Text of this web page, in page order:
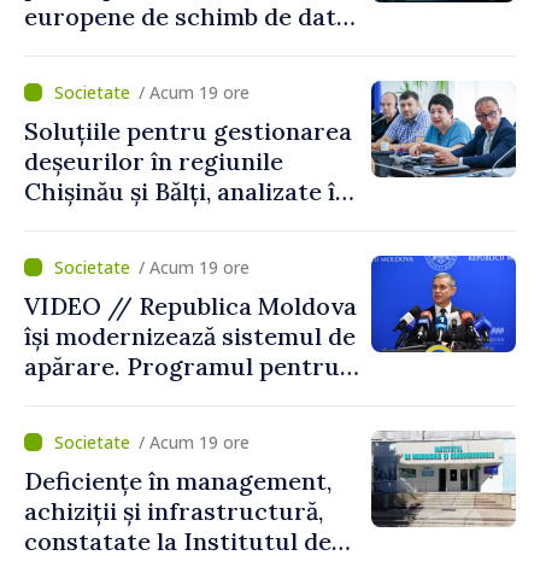
europene de schimb de date
/ Acum 19 ore
Soluțiile pentru gestionarea
deșeurilor în regiunile
Chișinău și Bălți, analizate în
/ Acum 19 ore
VIDEO // Republica Moldova
își modernizează sistemul de
apărare. Programul pentru
de Guvern. Anatolie Nosatîi:
„În contextul actual de
securitate, implementarea
Programului Strategiei
Naționale de Apărare
/ Acum 19 ore
Deficiențe în management,
achiziții și infrastructură,
constatate la Institutul de